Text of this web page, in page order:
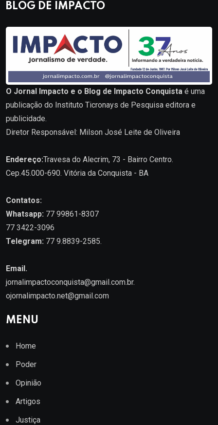
BLOG DE IMPACTO
O Jornal Impacto e o Blog de Impacto Conquista é uma
publicação do Instituto Ticronays de Pesquisa editora e
publicidade.
Diretor Responsável: Milson José Leite de Oliveira
Endereço:Travesa do Alecrim, 73 - Bairro Centro.
Cep.45.000-690. Vitória da Conquista - BA
Contatos:
Whatsapp: 77 99861-8307
77 3422-3096
Telegram: 77 9.8839-2585.
Email.
jornalimpactoconquista@gmail.com.br.
ojornalimpacto.net@gmail.com
MENU
Home
Poder
Opinião
Artigos
Justiça